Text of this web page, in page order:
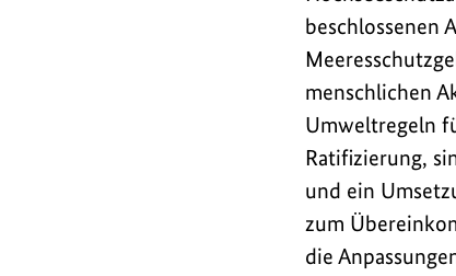
zwei
Gesetzesentwürfe
beschlossen,
die
Deutschlands
Beitritt
zum
UN-
beschlossenen
menschlichen
Umweltregeln
Ratifizierung,
und ein
zum
die